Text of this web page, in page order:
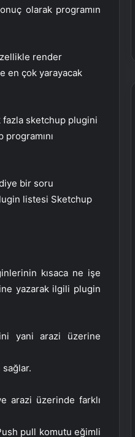
olarak programın
render
en çok yarayacak
sketchup plugini
programını
bir soru
listesi Sketchup
kısaca ne işe
yazarak ilgili plugin
yani arazi üzerine
sağlar.
arazi üzerinde farklı
pull komutu eğimli